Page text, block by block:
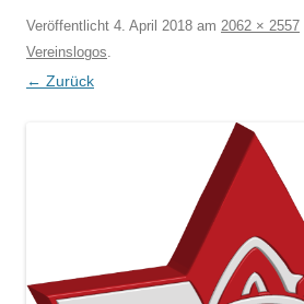
Veröffentlicht 4. April 2018 am 2062 × 2557
Vereinslogos.
← Zurück